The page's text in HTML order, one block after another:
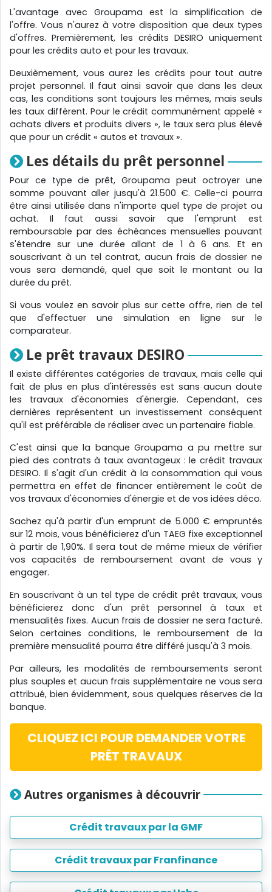
L'avantage avec Groupama est la simplification de
l'offre. Vous n'aurez à votre disposition que deux types
d'offres. Premièrement, les crédits DESIRO uniquement
pour les crédits auto et pour les travaux.
Deuxièmement, vous aurez les crédits pour tout autre
projet personnel. Il faut ainsi savoir que dans les deux
cas, les conditions sont toujours les mêmes, mais seuls
les taux diffèrent. Pour le crédit communément appelé «
achats divers et produits divers », le taux sera plus élevé
que pour un crédit « autos et travaux ».
Les détails du prêt personnel
Pour ce type de prêt, Groupama peut octroyer une
somme pouvant aller jusqu'à 21.500 €. Celle-ci pourra
être ainsi utilisée dans n'importe quel type de projet ou
achat. Il faut aussi savoir que l'emprunt est
remboursable par des échéances mensuelles pouvant
s'étendre sur une durée allant de 1 à 6 ans. Et en
souscrivant à un tel contrat, aucun frais de dossier ne
vous sera demandé, quel que soit le montant ou la
durée du prêt.
Si vous voulez en savoir plus sur cette offre, rien de tel
que d'effectuer une simulation en ligne sur le
comparateur.
Le prêt travaux DESIRO
Il existe différentes catégories de travaux, mais celle qui
fait de plus en plus d'intéressés est sans aucun doute
les travaux d'économies d'énergie. Cependant, ces
dernières représentent un investissement conséquent
qu'il est préférable de réaliser avec un partenaire fiable.
C'est ainsi que la banque Groupama a pu mettre sur
pied des contrats à taux avantageux : le crédit travaux
DESIRO. Il s'agit d'un crédit à la consommation qui vous
permettra en effet de financer entièrement le coût de
vos travaux d'économies d'énergie et de vos idées déco.
Sachez qu'à partir d'un emprunt de 5.000 € empruntés
sur 12 mois, vous bénéficierez d'un TAEG fixe exceptionnel
à partir de 1,90%. Il sera tout de même mieux de vérifier
vos capacités de remboursement avant de vous y
engager.
En souscrivant à un tel type de crédit prêt travaux, vous
bénéficierez donc d'un prêt personnel à taux et
mensualités fixes. Aucun frais de dossier ne sera facturé.
Selon certaines conditions, le remboursement de la
première mensualité pourra être différé jusqu'à 3 mois.
Par ailleurs, les modalités de remboursements seront
plus souples et aucun frais supplémentaire ne vous sera
attribué, bien évidemment, sous quelques réserves de la
banque.
CLIQUEZ ICI POUR DEMANDER VOTRE
PRÊT TRAVAUX
Autres organismes à découvrir
Crédit travaux par la GMF
Crédit travaux par Franfinance